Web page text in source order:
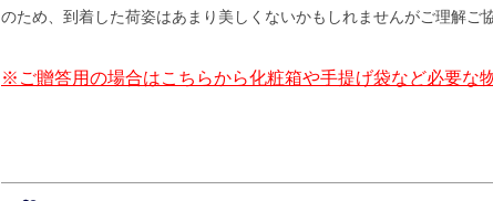
のため、到着した荷姿はあまり美しくないかもしれませんがご理解ご
※ご贈答用の場合はこちらから化粧箱や手提げ袋など必要な